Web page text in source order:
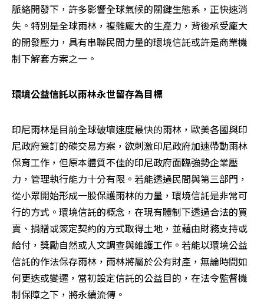
脈絡開發下，許多影響全球氣候的關鍵生態系，正快速消
失。特別是全球雨林，複雜龐大的生產力，背後承受龐大
的開發壓力，具有串聯民間力量的環境信託或許是商業機
制下解套方案之一。
環境公益信託以雨林永世留存為目標
印尼雨林是目前全球破壞速度最快的雨林，歐美各國與印
尼政府簽訂的碳交易方案，欲刺激印尼政府加速帶動雨林
保育工作，但原本體質不佳的印尼政府面臨強勢企業壓
力，管理執行能力十分有限。若能透過民間與第三部門，
從小眾開始形成一股保護雨林的力量，環境信託是非常可
行的方式。環境信託的概念，在現有體制下透過合法的買
賣、捐贈或簽定契約的方式取得土地，並藉由財務支持或
給付，獎勵自然或人文調查與維護工作。若能以環境公益
信託的作法保存雨林，雨林將屬於公有財產，無論時間如
何更迭或變遷，當初設定信託的公益目的，在法令監督機
制保障之下，將永續流傳。